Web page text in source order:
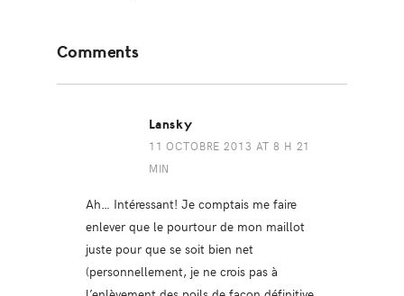
Interactions
Comments
Lansky
11 OCTOBRE 2013 AT 8 H 21
MIN
Ah… Intéressant! Je comptais me faire
enlever que le pourtour de mon maillot
juste pour que se soit bien net
(personnellement, je ne crois pas à